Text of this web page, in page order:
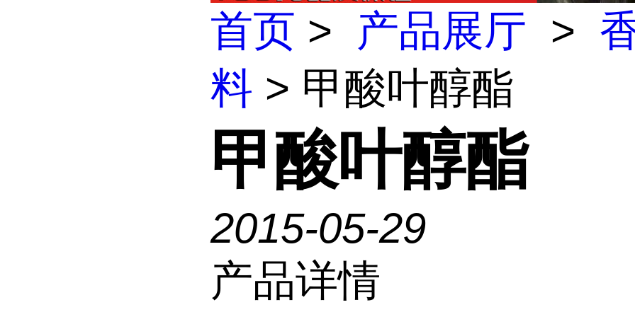
首页 > 产品展厅 >
料 > 甲酸叶醇酯
甲酸叶醇酯
2015-05-29
产品详情